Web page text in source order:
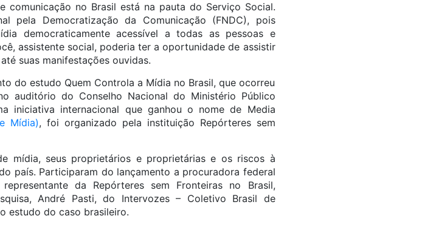
comunicação no Brasil está na pauta do Serviço Social.
pela Democratização da Comunicação (FNDC), pois
democraticamente acessível a todas as pessoas e
assistente social, poderia ter a oportunidade de assistir
suas manifestações ouvidas.
do estudo Quem Controla a Mídia no Brasil, que ocorreu
auditório do Conselho Nacional do Ministério Público
iniciativa internacional que ganhou o nome de Media
Mídia), foi organizado pela instituição Repórteres sem
mídia, seus proprietários e proprietárias e os riscos à
país. Participaram do lançamento a procuradora federal
da Repórteres sem Fronteiras no Brasil,
André Pasti, do Intervozes – Coletivo Brasil de
estudo do caso brasileiro.